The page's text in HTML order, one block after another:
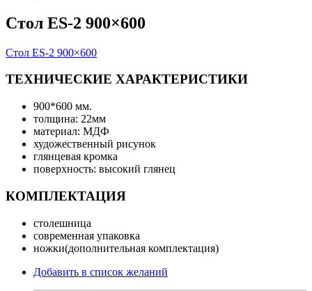
Стол ES-2 900×600
Стол ES-2 900×600
ТЕХНИЧЕСКИЕ ХАРАКТЕРИСТИКИ
900*600 мм.
толщина: 22мм
материал: МДФ
художественный рисунок
глянцевая кромка
поверхность: высокий глянец
КОМПЛЕКТАЦИЯ
столешница
современная упаковка
ножки(дополнительная комплектация)
Добавить в список желаний